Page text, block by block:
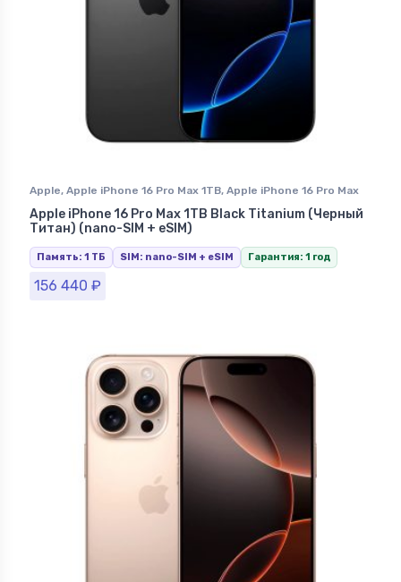
Apple, Apple iPhone 16 Pro Max 1TB, Apple iPhone 16 Pro Max
Black Titanium (Черный Титан) iPhone 16 Pro Max , iPhone в
Ставрополе
Apple iPhone 16 Pro Max 1TB Black Titanium (Черный
Титан) (nano-SIM + eSIM)
Память: 1 ТБ SIM: nano-SIM + eSIM Гарантия: 1 год
156 440 ₽